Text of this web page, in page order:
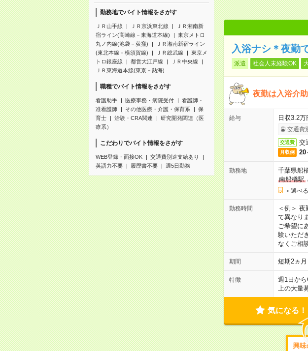
勤務地でバイト情報をさがす
ＪＲ山手線 ＪＲ京浜東北線
ＪＲ湘南新
宿ライン(高崎線－東海道本線)
東京メトロ
丸ノ内線(池袋－荻窪)
ＪＲ湘南新宿ライン
(東北本線－横須賀線)
ＪＲ総武線
東京メ
トロ銀座線
都営大江戸線
ＪＲ中央線
ＪＲ東海道本線(東京－熱海)
職種でバイト情報をさがす
看護助手 医療事務・病院受付
看護師・
准看護師
その他医療・介護・保育系
保
育士
治験・CRA関連
研究開発関連（医
療系）
こだわりでバイト情報をさがす
WEB登録・面接OK
交通費別途支給あり
英語力不要
履歴書不要 週5日勤務
入浴ナシ＊夜勤
派遣 社会人未経験OK
夜勤は入浴介
給与 日収3.2
交通費
交通費 交
月収例 20
勤務地
千葉県船
南船橋駅
＜選べ
勤務時間
＜例＞
て異なり
ご希望に
験いただ
なくご相
期間 短期2ヵ
特徴 週1日から
上の大量
気になる！
興味